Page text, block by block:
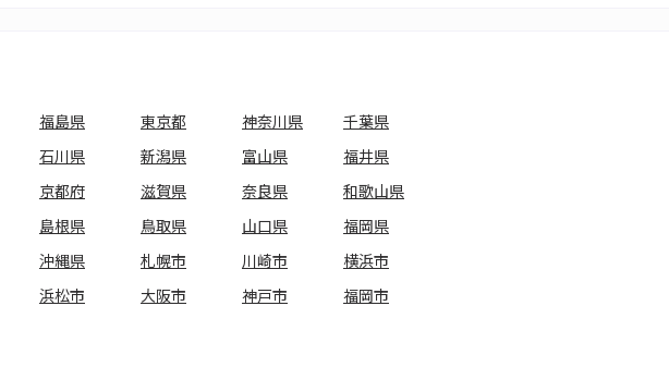
福島県 東京都 神奈川県
千葉県
石川県 新潟県 富山県
福井県
京都府 滋賀県 奈良県
和歌山県
島根県 鳥取県 山口県
福岡県
沖縄県 札幌市 川崎市
横浜市
浜松市 大阪市 神戸市
福岡市